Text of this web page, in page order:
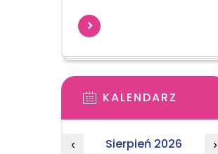
KALENDARZ
‹ Sierpień 2026 ›